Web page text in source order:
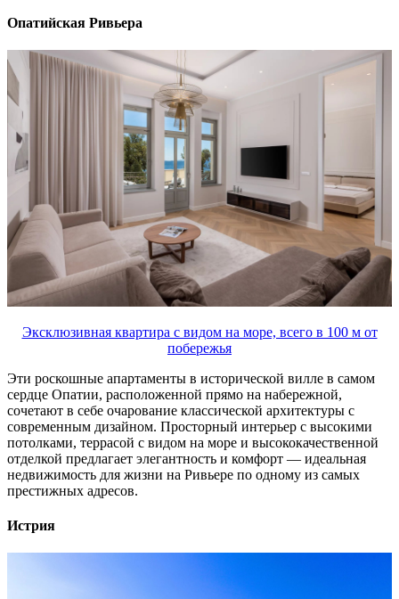
Опатийская Ривьера
Эксклюзивная квартира с видом на море, всего в 100 м от
побережья
Эти роскошные апартаменты в исторической вилле в самом
сердце Опатии, расположенной прямо на набережной,
сочетают в себе очарование классической архитектуры с
современным дизайном. Просторный интерьер с высокими
потолками, террасой с видом на море и высококачественной
отделкой предлагает элегантность и комфорт — идеальная
недвижимость для жизни на Ривьере по одному из самых
престижных адресов.
Истрия